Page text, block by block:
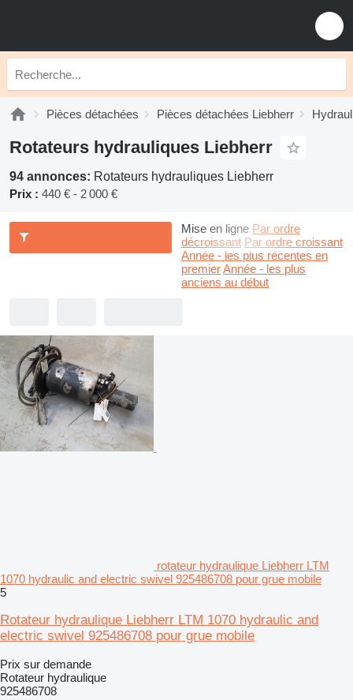
Pièces détachées Pièces détachées Liebherr
Rotateurs hydrauliques Liebherr
94 annonces: Rotateurs hydrauliques Liebherr
Prix : 440 € - 2 000 €
Mise en ligne Par ordre
décroissant Par ordre croissant
Année - les plus récentes en
premierAnnée - les plus
anciens au début
rotateur hydraulique Liebherr LTM
1070 hydraulic and electric swivel 925486708 pour grue mobile
5
Rotateur hydraulique Liebherr LTM 1070 hydraulic and
electric swivel 925486708 pour grue mobile
Prix sur demande
Rotateur hydraulique
925486708